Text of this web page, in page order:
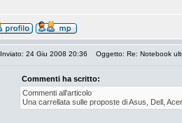
Inviato: 24 Giu 2008 20:36 Oggetto: Re: Notebook
Commenti ha scritto:
Commenti all'articolo
Una carrellata sulle proposte di Asus, Dell,